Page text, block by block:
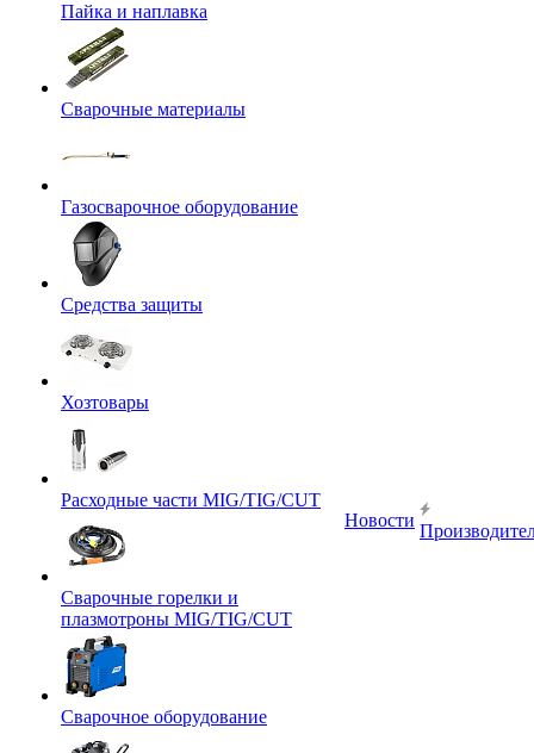
Пайка и наплавка
Сварочные материалы
Газосварочное оборудование
Средства защиты
Хозтовары
Расходные части MIG/TIG/CUT
Сварочные горелки и
плазмотроны MIG/TIG/CUT
Сварочное оборудование
Новости